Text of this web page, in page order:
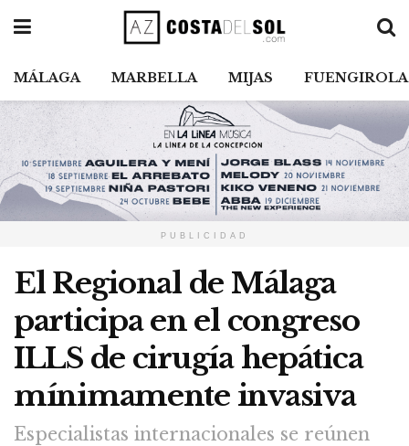
MÁLAGA MARBELLA MIJAS FUENGIROLA
PUBLICIDAD
El Regional de Málaga
participa en el congreso
ILLS de cirugía hepática
mínimamente invasiva
Especialistas internacionales se reúnen